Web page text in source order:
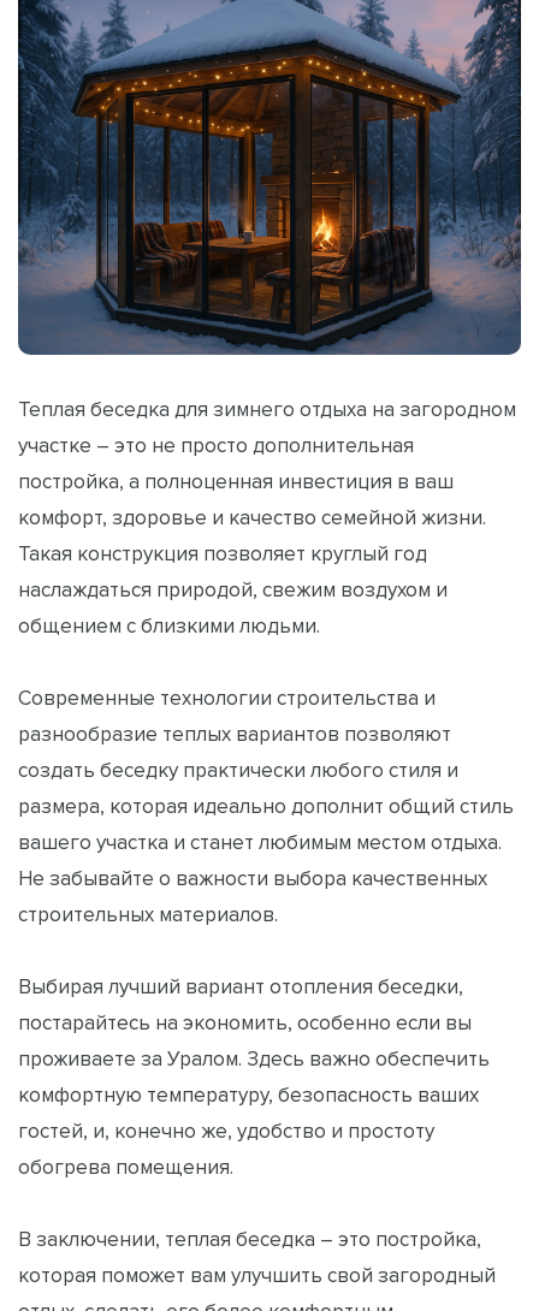
Теплая беседка для зимнего отдыха на загородном
участке – это не просто дополнительная
постройка, а полноценная инвестиция в ваш
комфорт, здоровье и качество семейной жизни.
Такая конструкция позволяет круглый год
наслаждаться природой, свежим воздухом и
общением с близкими людьми.
Современные технологии строительства и
разнообразие теплых вариантов позволяют
создать беседку практически любого стиля и
размера, которая идеально дополнит общий стиль
вашего участка и станет любимым местом отдыха.
Не забывайте о важности выбора качественных
строительных материалов.
Выбирая лучший вариант отопления беседки,
постарайтесь на экономить, особенно если вы
проживаете за Уралом. Здесь важно обеспечить
комфортную температуру, безопасность ваших
гостей, и, конечно же, удобство и простоту
обогрева помещения.
В заключении, теплая беседка – это постройка,
которая поможет вам улучшить свой загородный